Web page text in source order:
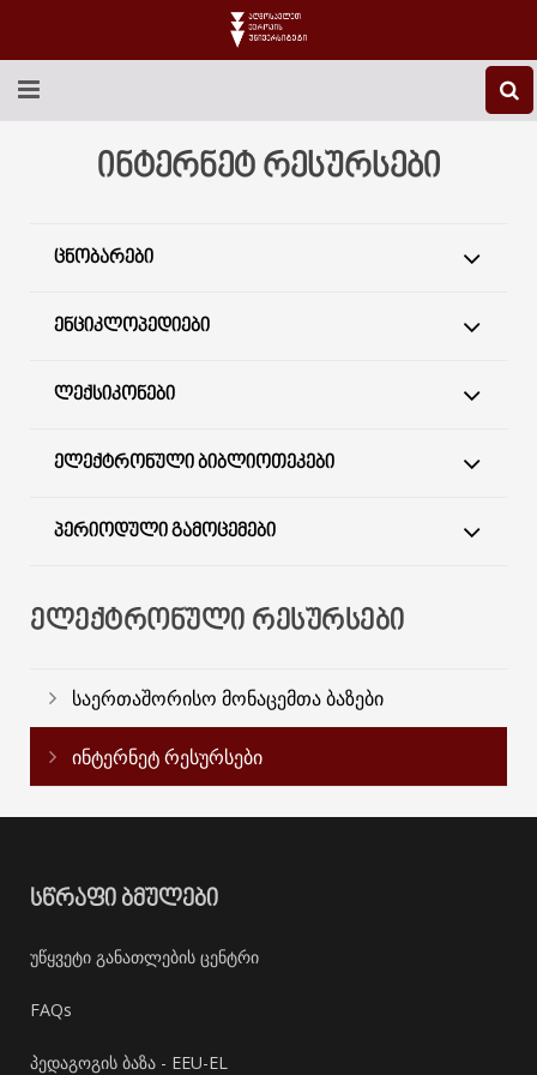
EEU-Ს ᲨᲔᲡᲐᲮᲔᲑ
ᲙᲕᲚᲔᲕᲐ
ᲡᲐᲔᲠᲗᲐᲨᲝᲠᲘᲡᲝ
ინტერნეტ რესურსები
ᲪᲜᲝᲑᲐᲠᲔᲑᲘ
ᲔᲜᲪᲘᲙᲚᲝᲞᲔᲓᲘᲔᲑᲘ
ᲚᲔᲥᲡᲘᲙᲝᲜᲔᲑᲘ
ᲔᲚᲔᲥᲢᲠᲝᲜᲣᲚᲘ ᲑᲘᲑᲚᲘᲝᲗᲔᲙᲔᲑᲘ
ᲞᲔᲠᲘᲝᲓᲣᲚᲘ ᲒᲐᲛᲝᲪᲔᲛᲔᲑᲘ
ᲔᲚᲔᲥᲢᲠᲝᲜᲣᲚᲘ ᲠᲔᲡᲣᲠᲡᲔᲑᲘ
საერთაშორისო მონაცემთა ბაზები
ინტერნეტ რესურსები
ᲡᲬᲠᲐᲤᲘ ᲑᲛᲣᲚᲔᲑᲘ
უწყვეტი განათლების ცენტრი
FAQs
პედაგოგის ბაზა - EEU-EL